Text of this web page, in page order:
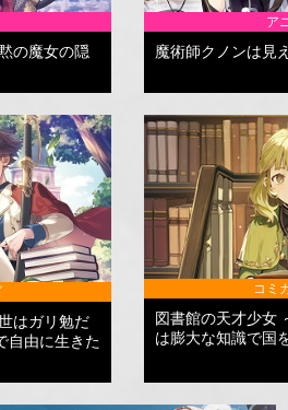
の魔女の隠
ア
魔術師クノンは見
はガリ勉だ
自由に生きた
コミ
図書館の天才少女
は膨大な知識で国